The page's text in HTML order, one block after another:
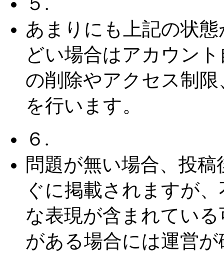
あまりにも上記の状態
どい場合はアカウント
の削除やアクセス制限
を行います。
６.
問題が無い場合、投稿
ぐに掲載されますが
な表現が含まれている
がある場合には運営が